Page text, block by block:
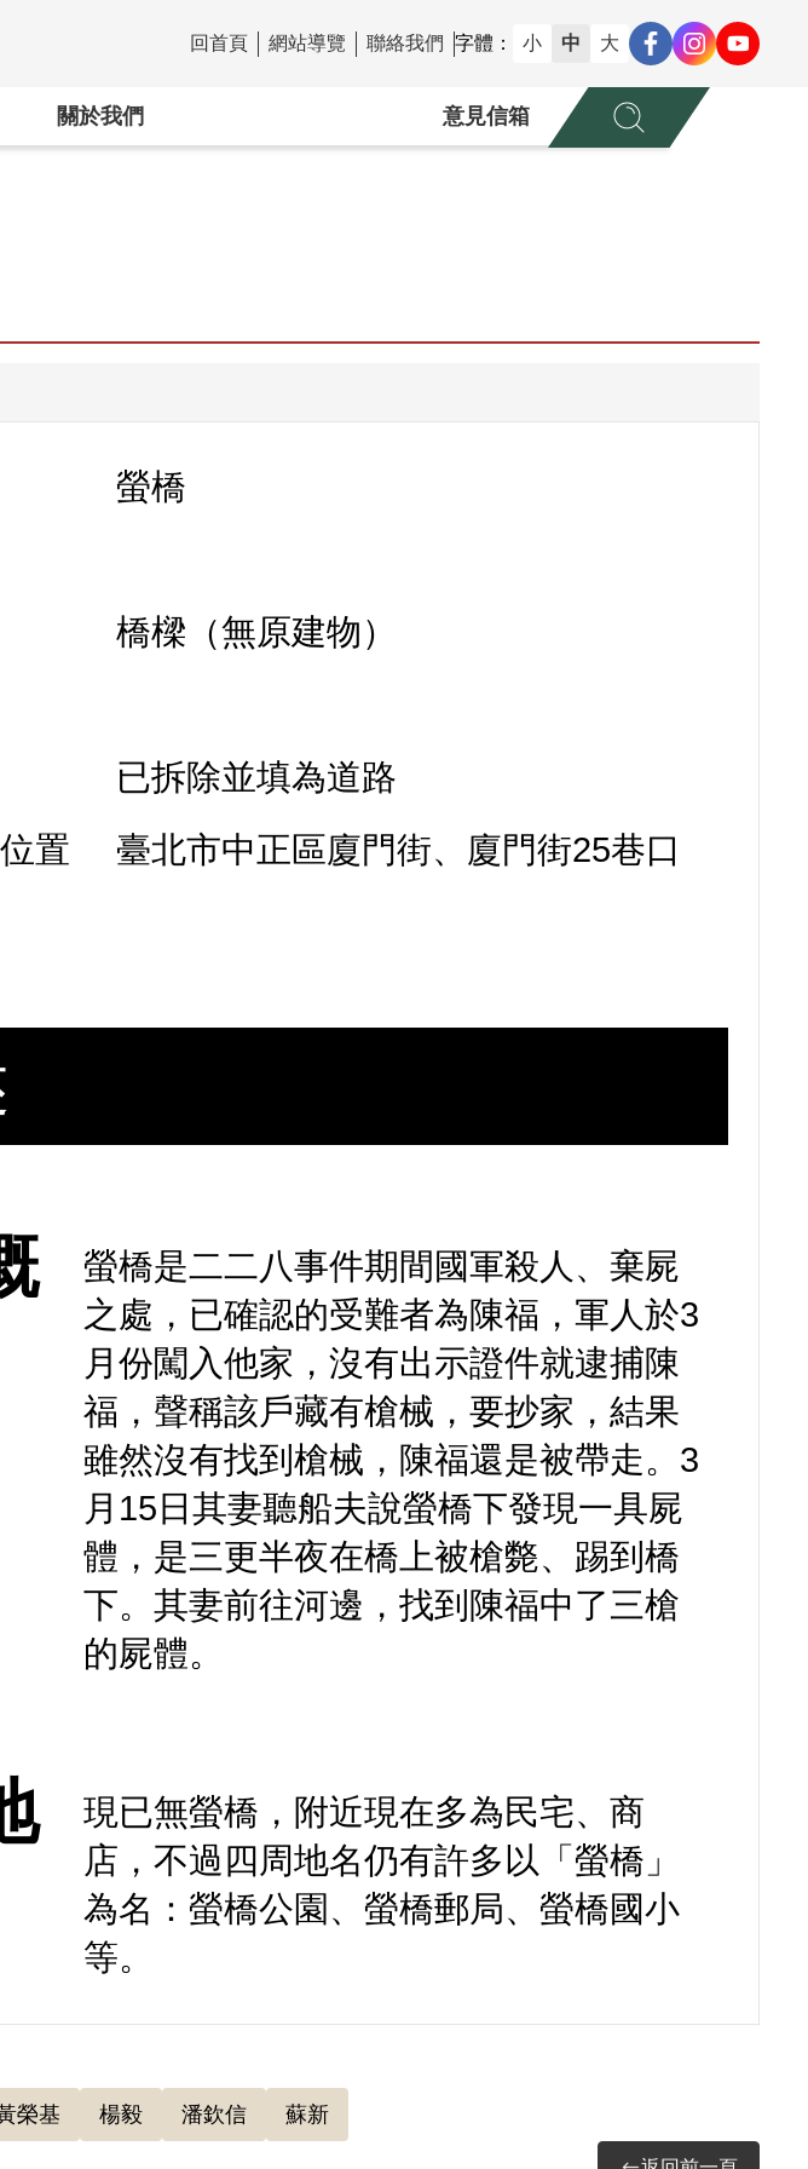
:::
回首頁 網站導覽 聯絡我們 字體： 小 中 大
關於我們 意見信箱
螢橋
橋樑（無原建物）
已拆除並填為道路
置
臺北市中正區廈門街、廈門街25巷口
螢橋是二二八事件期間國軍殺人、棄屍
之處，已確認的受難者為陳福，軍人於3
月份闖入他家，沒有出示證件就逮捕陳
福，聲稱該戶藏有槍械，要抄家，結果
雖然沒有找到槍械，陳福還是被帶走。3
月15日其妻聽船夫說螢橋下發現一具屍
體，是三更半夜在橋上被槍斃、踢到橋
下。其妻前往河邊，找到陳福中了三槍
的屍體。
現已無螢橋，附近現在多為民宅、商
店，不過四周地名仍有許多以「螢橋」
為名：螢橋公園、螢橋郵局、螢橋國小
等。
榮基 楊毅 潘欽信 蘇新